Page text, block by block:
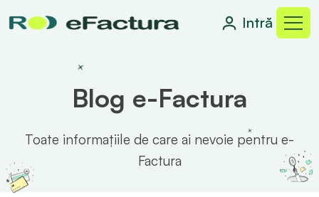
Intră
Blog e-Factura
Toate informațiile de care ai nevoie pentru e-
Factura